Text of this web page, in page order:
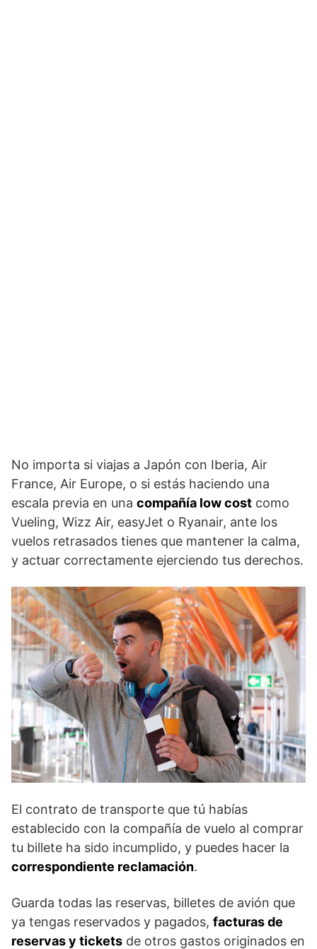
No importa si viajas a Japón con Iberia, Air
France, Air Europe, o si estás haciendo una
escala previa en una compañía low cost como
Vueling, Wizz Air, easyJet o Ryanair, ante los
vuelos retrasados tienes que mantener la calma,
y actuar correctamente ejerciendo tus derechos.
El contrato de transporte que tú habías
establecido con la compañía de vuelo al comprar
tu billete ha sido incumplido, y puedes hacer la
correspondiente reclamación.
Guarda todas las reservas, billetes de avión que
ya tengas reservados y pagados, facturas de
reservas y tickets de otros gastos originados en